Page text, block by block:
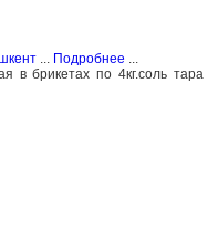
... Подробнее ...
в брикетах по 4кг.соль тара